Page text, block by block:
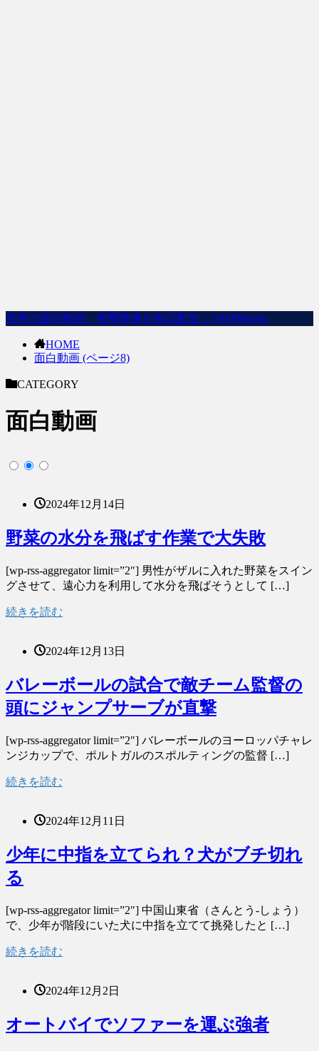
世界の面白動画・衝撃映像を毎日配信｜100000dobu
HOME
面白動画 (ページ8)
CATEGORY
面白動画
2024年12月14日
野菜の水分を飛ばす作業で大失敗
[wp-rss-aggregator limit=”2″] 男性がザルに入れた野菜をスイン
グさせて、遠心力を利用して水分を飛ばそうとして […]
続きを読む
2024年12月13日
バレーボールの試合で敵チーム監督の
頭にジャンプサーブが直撃
[wp-rss-aggregator limit=”2″] バレーボールのヨーロッパチャレ
ンジカップで、ポルトガルのスポルティングの監督 […]
続きを読む
2024年12月11日
少年に中指を立てられ？犬がブチ切れ
る
[wp-rss-aggregator limit=”2″] 中国山東省（さんとう-しょう）
で、少年が階段にいた犬に中指を立てて挑発したと […]
続きを読む
2024年12月2日
オートバイでソファーを運ぶ強者